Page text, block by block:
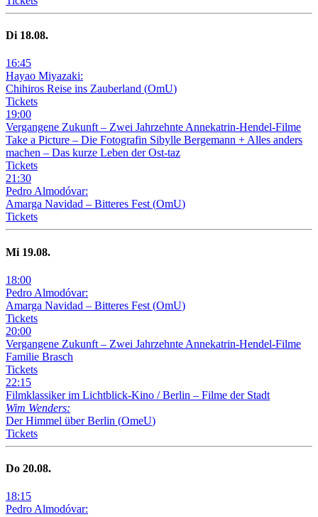
Di 18.08.
16:45
Hayao Miyazaki:
Chihiros Reise ins Zauberland (OmU)
Tickets
19:00
Vergangene Zukunft – Zwei Jahrzehnte Annekatrin-Hendel-Filme
Take a Picture – Die Fotografin Sibylle Bergemann + Alles anders
machen – Das kurze Leben der Ost-taz
Tickets
21:30
Pedro Almodóvar:
Amarga Navidad – Bitteres Fest(OmU)
Tickets
Mi 19.08.
18:00
Pedro Almodóvar:
Amarga Navidad – Bitteres Fest (OmU)
Tickets
20:00
Vergangene Zukunft – Zwei Jahrzehnte Annekatrin-Hendel-Filme
Familie Brasch
Tickets
22:15
Filmklassiker im Lichtblick-Kino /Berlin – Filme der Stadt
Wim Wenders:
Der Himmel über Berlin (OmeU)
Tickets
Do 20.08.
18:15
Pedro Almodóvar: